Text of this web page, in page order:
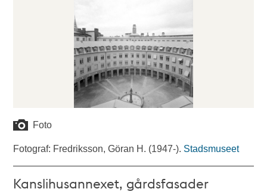
Foto
Fotograf: Fredriksson, Göran H. (1947-). Stadsmuseet
Kanslihusannexet, gårdsfasader